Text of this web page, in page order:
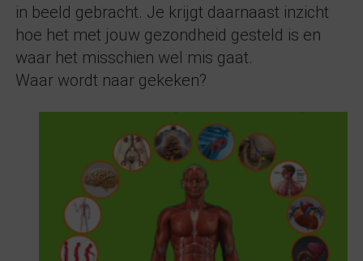
in beeld gebracht. Je krijgt daarnaast inzicht
hoe het met jouw gezondheid gesteld is en
waar het misschien wel mis gaat.
Waar wordt naar gekeken?